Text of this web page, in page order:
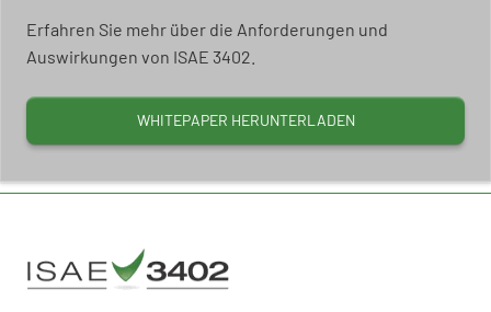
Erfahren Sie mehr über die Anforderungen und
Auswirkungen von ISAE 3402.
WHITEPAPER HERUNTERLADEN